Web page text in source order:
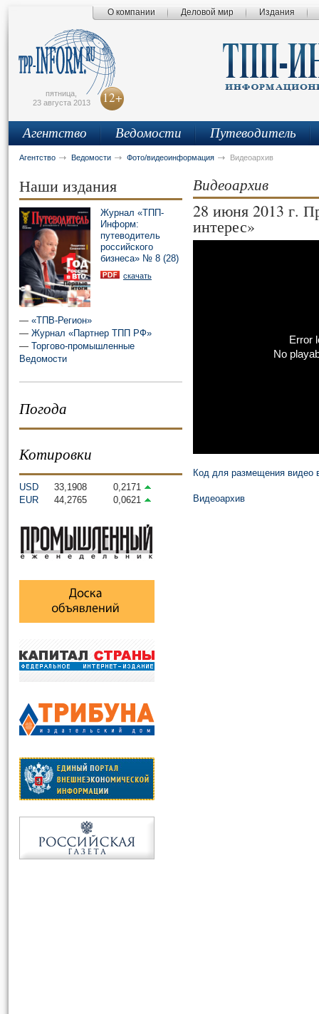
О компании Деловой мир Издания
пятница,
23 августа 2013
12+
Агентство Ведомости Путеводитель
Агентство Ведомости Фото/видеоинформация Видеоархив
Наши издания
Журнал «ТПП-
Информ:
путеводитель
российского
бизнеса» № 8 (28)
скачать
— «ТПВ-Регион»
— Журнал «Партнер ТПП РФ»
— Торгово-промышленные
Ведомости
Погода
Котировки
USD 33,1908
0,2171
EUR
44,2765 0,0621
Видеоархив
28 июня 2013 г.
интерес»
Error
No
Код для размещения видео
Видеоархив